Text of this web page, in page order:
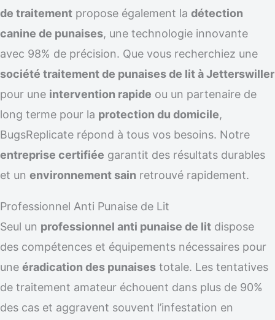
de traitement propose également la détection
canine de punaises, une technologie innovante
avec 98% de précision. Que vous recherchiez une
société traitement de punaises de lit à Jetterswiller
pour une intervention rapide ou un partenaire de
long terme pour la protection du domicile,
BugsReplicate répond à tous vos besoins. Notre
entreprise certifiée garantit des résultats durables
et un environnement sain retrouvé rapidement.
Professionnel Anti Punaise de Lit
Seul un professionnel anti punaise de lit dispose
des compétences et équipements nécessaires pour
une éradication des punaises totale. Les tentatives
de traitement amateur échouent dans plus de 90%
des cas et aggravent souvent l’infestation en